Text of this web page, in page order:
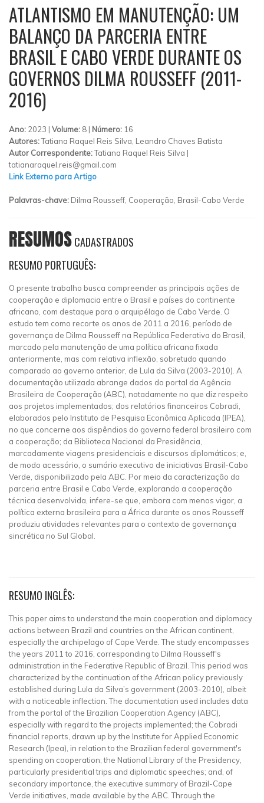
ATLANTISMO EM MANUTENÇÃO: UM
BALANÇO DA PARCERIA ENTRE
BRASIL E CABO VERDE DURANTE OS
GOVERNOS DILMA ROUSSEFF (2011-
2016)
Ano: 2023 | Volume: 8 | Número: 16
Autores:Tatiana Raquel Reis Silva, Leandro Chaves Batista
Autor Correspondente:Tatiana Raquel Reis Silva |
tatianaraquel.reis@gmail.com
Link Externo para Artigo
Palavras-chave: Dilma Rousseff, Cooperação, Brasil-Cabo Verde
RESUMOSCADASTRADOS
RESUMO PORTUGUÊS:
O presente trabalho busca compreender as principais ações de
cooperação e diplomacia entre o Brasil e países do continente
africano, com destaque para o arquipélago de Cabo Verde. O
estudo tem como recorte os anos de 2011 a 2016, período de
governança de Dilma Rousseff na República Federativa do Brasil,
marcado pela manutenção de uma política africana fixada
anteriormente, mas com relativa inflexão, sobretudo quando
comparado ao governo anterior, de Lula da Silva (2003-2010). A
documentação utilizada abrange dados do portal da Agência
Brasileira de Cooperação (ABC), notadamente no que diz respeito
aos projetos implementados; dos relatórios financeiros Cobradi,
elaborados pelo Instituto de Pesquisa Econômica Aplicada (IPEA),
no que concerne aos dispêndios do governo federal brasileiro com
a cooperação; da Biblioteca Nacional da Presidência,
marcadamente viagens presidenciais e discursos diplomáticos; e,
de modo acessório, o sumário executivo de iniciativas Brasil-Cabo
Verde, disponibilizado pela ABC. Por meio da caracterização da
parceria entre Brasil e Cabo Verde, explorando a cooperação
técnica desenvolvida, infere-se que, embora com menos vigor, a
política externa brasileira para a África durante os anos Rousseff
produziu atividades relevantes para o contexto de governança
sincrética no Sul Global.
RESUMO INGLÊS:
This paper aims to understand the main cooperation and diplomacy
actions between Brazil and countries on the African continent,
especially the archipelago of Cape Verde. The study encompasses
the years 2011 to 2016, corresponding to Dilma Rousseff's
administration in the Federative Republic of Brazil. This period was
characterized by the continuation of the African policy previously
established during Lula da Silva’s government (2003-2010), albeit
with a noticeable inflection. The documentation used includes data
from the portal of the Brazilian Cooperation Agency (ABC),
especially with regard to the projects implemented; the Cobradi
financial reports, drawn up by the Institute for Applied Economic
Research (Ipea), in relation to the Brazilian federal government's
spending on cooperation; the National Library of the Presidency,
particularly presidential trips and diplomatic speeches; and, of
secondary importance, the executive summary of Brazil-Cape
Verde initiatives, made available by the ABC. Through the